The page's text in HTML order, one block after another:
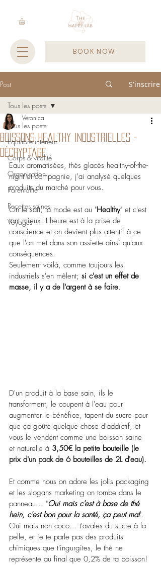
BOOK NOW
Post S'inscrire
Tous les posts
Equilibre intérieur
Corps & vitalité
Organisation
Parentalité
Recettes saines
Voyages
Tous les posts
Boissons healthy industrielles -
décryptage
Veronica
Eaux aromatisées, thés glacés healthy-of-the-
night et compagnie, j'ai analysé quelques
produits du marché pour vous.
On le sait, la mode est au "Healthy" et c'est
tant mieux! L'heure est à la prise de
conscience et on devient plus attentif à ce
que l'on met dans son assiette ainsi qu'aux
conséquences.
Seulement voilà, comme toujours les
industriels s'en mêlent; si c'est un effet de
masse, il y a de l'argent à se faire.
D'un produit à la base sain, ils le
transforment, le coupent à l'eau pour
augmenter le bénéfice, tapent du sucre pour
que ça goûte quelque chose d'addictif, et
vous le vendent comme une boisson saine
et naturelle à 3,50€ la petite bouteille (le
prix d'un pack de 6 bouteilles de 2L d'eau).
Et comme nous on adore les jolis packaging
et les slogans marketing on tombe dans le
panneau... "Oui mais c'est à base de thé
hein, c'est bon pour la santé, ça peut mal".
Oui mais non coco... t'avales du sucre à la
pelle, et je te parle pas des produits
chimiques que t'ingurgites, le thé ne
représente au final que 0,2% de ta boisson!